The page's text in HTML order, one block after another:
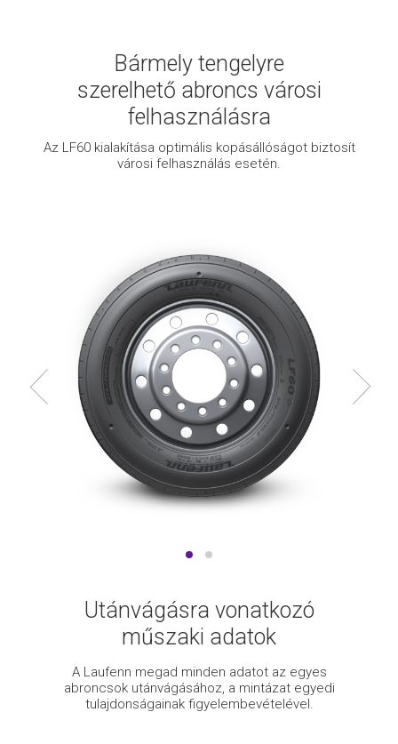
Bármely tengelyre
szerelhető abroncs városi
felhasználásra
Az LF60 kialakítása optimális kopásállóságot biztosít
városi felhasználás esetén.
Utánvágásra vonatkozó
műszaki adatok
A Laufenn megad minden adatot az egyes
abroncsok utánvágásához, a mintázat egyedi
tulajdonságainak figyelembevételével.